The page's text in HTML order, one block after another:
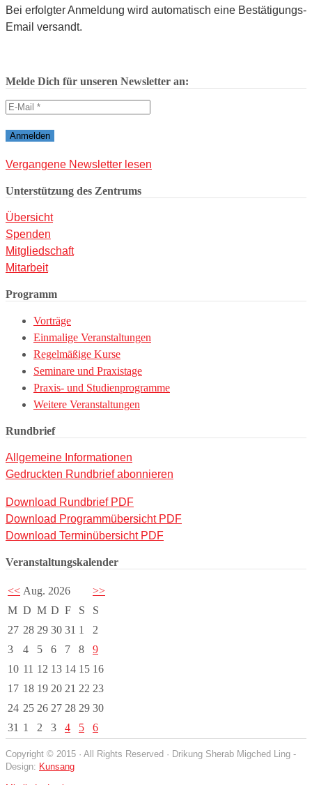
Bei erfolgter Anmeldung wird automatisch eine Bestätigungs-
Email versandt.
Melde Dich für unseren Newsletter an:
Vergangene Newsletter lesen
Unterstützung des Zentrums
Übersicht
Spenden
Mitgliedschaft
Mitarbeit
Programm
Vorträge
Einmalige Veranstaltungen
Regelmäßige Kurse
Seminare und Praxistage
Praxis- und Studienprogramme
Weitere Veranstaltungen
Rundbrief
Allgemeine Informationen
Gedruckten Rundbrief abonnieren
Download Rundbrief PDF
Download Programmübersicht PDF
Download Terminübersicht PDF
Veranstaltungskalender
<< Aug. 2026
>>
M D M D F S
S
27 28 29 30 31 1
2
3
4 5 6 7 8
9
10 11 12 13 14 15 16
17 18 19 20 21 22 23
24 25 26 27 28 29 30
31 1 2 3 4 5 6
Copyright © 2015 · All Rights Reserved · Drikung Sherab Migched Ling -
Design: Kunsang